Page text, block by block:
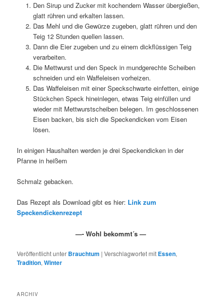
Den Sirup und Zucker mit kochendem Wasser übergießen,
glatt rühren und erkalten lassen.
Das Mehl und die Gewürze zugeben, glatt rühren und den
Teig 12 Stunden quellen lassen.
Dann die Eier zugeben und zu einem dickflüssigen Teig
verarbeiten.
Die Mettwurst und den Speck in mundgerechte Scheiben
schneiden und ein Waffeleisen vorheizen.
Das Waffeleisen mit einer Speckschwarte einfetten, einige
Stückchen Speck hineinlegen, etwas Teig einfüllen und
wieder mit Mettwurstscheiben belegen. Im geschlossenen
Eisen backen, bis sich die Speckendicken vom Eisen
lösen.
In einigen Haushalten werden je drei Speckendicken in der
Pfanne in heißem
Schmalz gebacken.
Das Rezept als Download gibt es hier: Link zum
Speckendickenrezept
—- Wohl bekommt´s —
Veröffentlicht unter Brauchtum |Verschlagwortet mit Essen,
Tradition,Winter
ARCHIV